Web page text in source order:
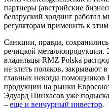
партнеры (австрийские
беларуский холдинг работал
регуляторам применить к
Санкции, правда,
речицкой металлопродукции.
владельцы RMZ Polska
не злить поляков, закрывают
главных некогда
продукции на рынки
Эдуард Пинхасов уже
– еще и венчурный инвестор.